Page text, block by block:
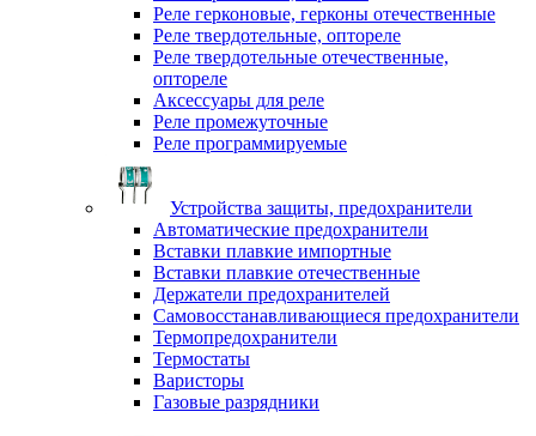
Реле герконовые, герконы отечественные
Реле твердотельные, оптореле
Реле твердотельные отечественные,
оптореле
Аксессуары для реле
Реле промежуточные
Реле программируемые
Устройства защиты, предохранители
Автоматические предохранители
Вставки плавкие импортные
Вставки плавкие отечественные
Держатели предохранителей
Самовосстанавливающиеся предохранители
Термопредохранители
Термостаты
Варисторы
Газовые разрядники